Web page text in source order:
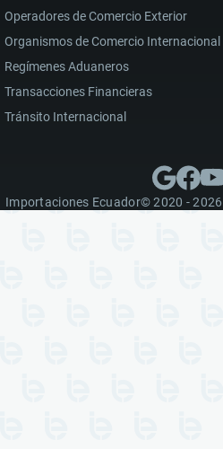
Operadores de Comercio Exterior
Organismos de Comercio Internacional
Regímenes Aduaneros
Transacciones Financieras
Tránsito Internacional
Importaciones Ecuador© 2020 -